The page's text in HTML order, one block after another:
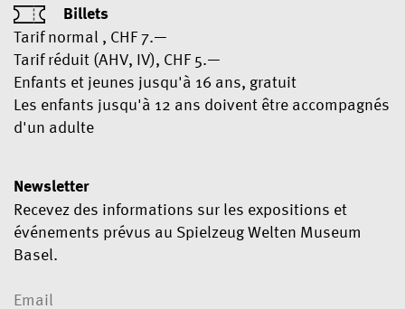
Billets
Tarif normal , CHF 7.—
Tarif réduit (AHV, IV), CHF 5.—
Enfants et jeunes jusqu'à 16 ans, gratuit
Les enfants jusqu'à 12 ans doivent être accompagnés
d'un adulte
Newsletter
Recevez des informations sur les expositions et
événements prévus au Spielzeug Welten Museum
Basel.